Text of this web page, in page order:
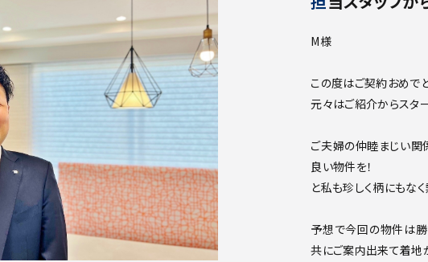
M様
この度はご契約おめで
元々はご紹介からスタ
ご夫婦の仲睦まじい関
良い物件を！
と私も珍しく柄にもな
予想で今回の物件は勝
共にご案内出来て着地